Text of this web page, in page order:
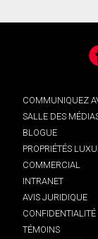
COMMUNIQUEZ
SALLE DES
BLOGUE
PROPRIÉTÉS
COMMERCIAL
INTRANET
AVIS JURIDIQUE
CONFIDENTIALITÉ
TÉMOINS